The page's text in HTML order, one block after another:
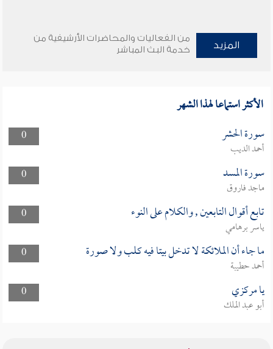
المزيد
من الفعاليات والمحاضرات الأرشيفية من
خدمة البث المباشر
الأكثر استماعا لهذا الشهر
0 سورة الحشر
أحمد الديب
0
سورة المسد
ماجد فاروق
0
تابع أقوال التابعين , والكلام على النوء
ياسر برهامي
0
ما جاء أن الملائكة لا تدخل بيتا فيه كلب ولا صورة
أحمد حطيبة
0
يا مركزي
أبو عبد الملك